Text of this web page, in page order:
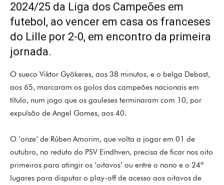
2024/25 da Liga dos Campeões em
futebol, ao vencer em casa os franceses
do Lille por 2-0, em encontro da primeira
jornada.
O sueco Viktor Gyökeres, aos 38 minutos, e o belga Debast,
aos 65, marcaram os golos dos campeões nacionais em
título, num jogo que os gauleses terminaram com 10, por
expulsão de Angel Gomes, aos 40.
O ‘onze’ de Rúben Amorim, que volta a jogar em 01 de
outubro, no reduto do PSV Eindhven, precisa de ficar nos oito
primeiros para atingir os ‘oitavos’ ou entre o nono e o 24º
lugares para disputar o play-off de acesso aos oitavos de